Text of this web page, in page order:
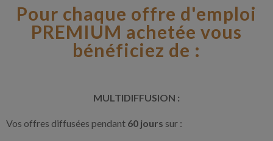
Pour chaque offre d'emploi
PREMIUM achetée vous
bénéficiez de :
MULTIDIFFUSION :
Vos offres diffusées pendant 60 jours sur :